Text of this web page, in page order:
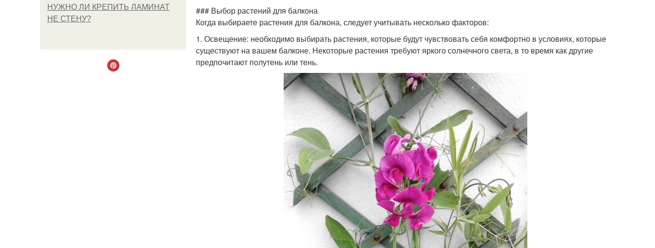
НУЖНО ЛИ КРЕПИТЬ ЛАМИНАТ
НЕ СТЕНУ?
### Выбор растений для балкона
Когда выбираете растения для балкона, следует учитывать несколько факторов:
1. Освещение: необходимо выбирать растения, которые будут чувствовать себя комфортно в условиях, которые
существуют на вашем балконе. Некоторые растения требуют яркого солнечного света, в то время как другие
предпочитают полутень или тень.